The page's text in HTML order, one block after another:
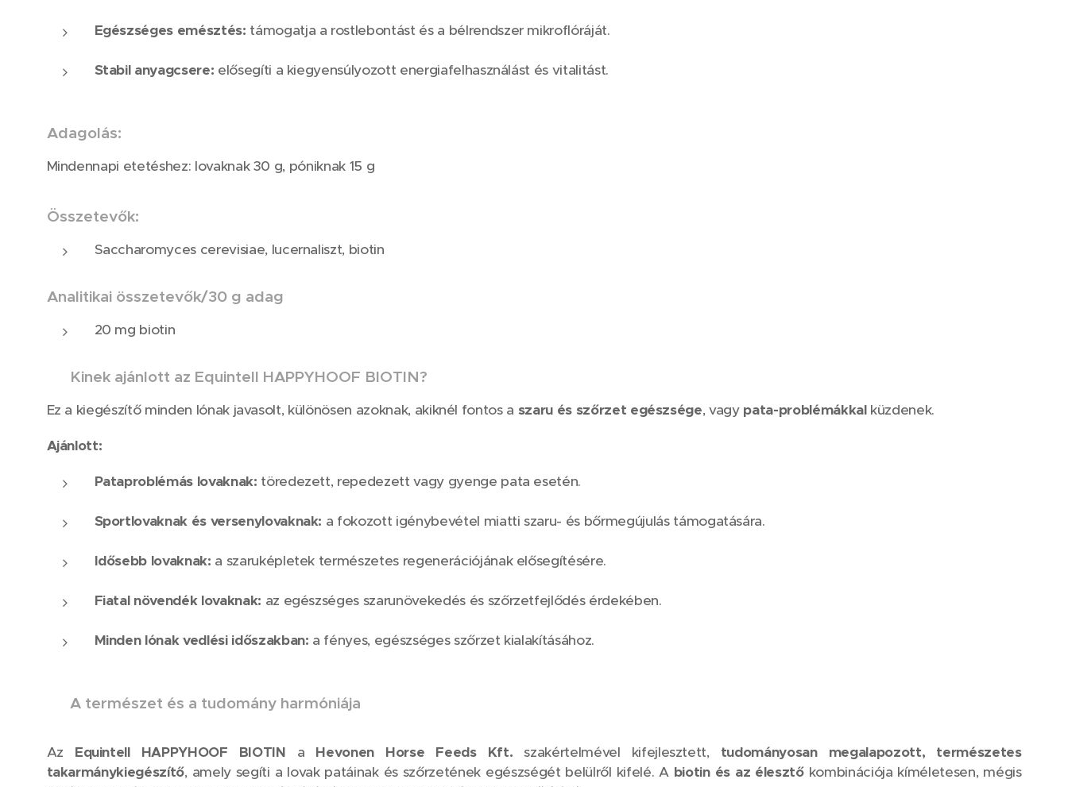
Egészséges emésztés: támogatja a rostlebontást és a bélrendszer mikroflóráját.
Stabil anyagcsere: elősegíti a kiegyensúlyozott energiafelhasználást és vitalitást.
Adagolás:
Mindennapi etetéshez: lovaknak 30 g, póniknak 15 g
Összetevők:
Saccharomyces cerevisiae, lucernaliszt, biotin
Analitikai összetevők/30 g adag
20 mg biotin
Kinek ajánlott az Equintell HAPPYHOOF BIOTIN?
Ez a kiegészítő minden lónak javasolt, különösen azoknak, akiknél fontos a szaru és szőrzet egészsége, vagy pata-problémákkalküzdenek.
Ajánlott:
Pataproblémás lovaknak: töredezett, repedezett vagy gyenge pata esetén.
Sportlovaknak és versenylovaknak: a fokozott igénybevétel miatti szaru- és bőrmegújulás támogatására.
Idősebb lovaknak: a szaruképletek természetes regenerációjának elősegítésére.
Fiatal növendék lovaknak: az egészséges szarunövekedés és szőrzetfejlődés érdekében.
Minden lónak vedlési időszakban: a fényes, egészséges szőrzet kialakításához.
A természet és a tudomány harmóniája
Az Equintell HAPPYHOOF BIOTIN a Hevonen Horse Feeds Kft. szakértelmével kifejlesztett, tudományosan megalapozott, természetes
takarmánykiegészítő, amely segíti a lovak patáinak és szőrzetének egészségét belülről kifelé. A biotin és az élesztőkombinációja kíméletesen, mégis